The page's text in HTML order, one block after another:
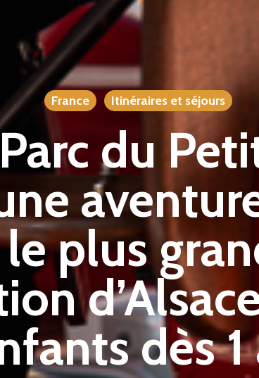
France Itinéraires et séjours
du
plus
dès 1